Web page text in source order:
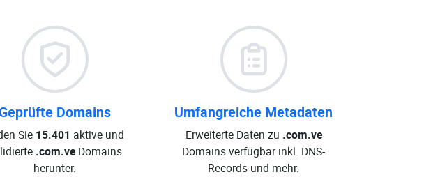
Geprüfte Domains
Sie 15.401 aktive und
.com.veDomains
herunter.
Umfangreiche Metadaten
Erweiterte Daten zu .com.ve
Domains verfügbar inkl. DNS-
Records und mehr.